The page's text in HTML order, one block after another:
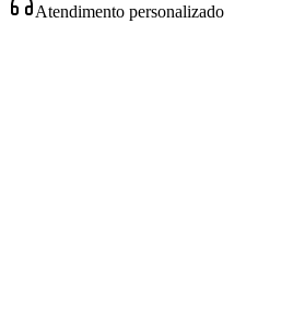
Atendimento personalizado